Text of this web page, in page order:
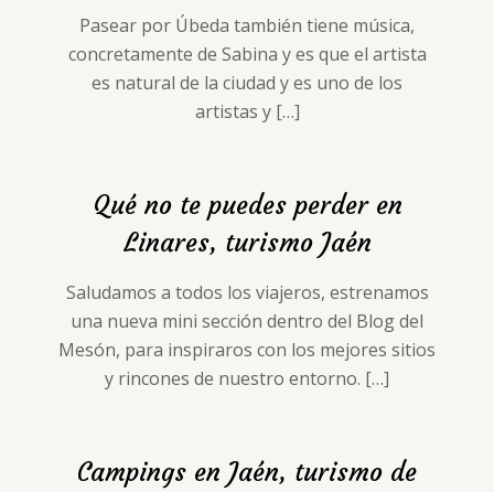
Pasear por Úbeda también tiene música,
concretamente de Sabina y es que el artista
es natural de la ciudad y es uno de los
artistas y[…]
Qué no te puedes perder en
Linares, turismo Jaén
Saludamos a todos los viajeros, estrenamos
una nueva mini sección dentro del Blog del
Mesón, para inspiraros con los mejores sitios
y rincones de nuestro entorno. […]
Campings en Jaén, turismo de